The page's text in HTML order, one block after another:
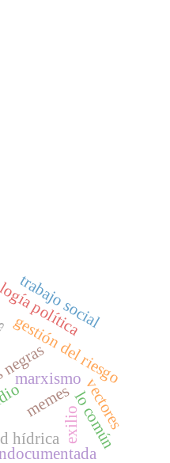
marxismo
gestión del riesgo
memes
hídrica
política
trabajo social
vectores
lo común
exilio